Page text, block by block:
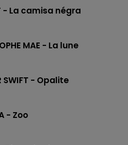
- La camisa négra
MAE - La lune
SWIFT - Opalite
- Zoo